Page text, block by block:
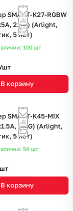
SMART-K27-RGBW
2.4G) (Arlight,
5 лет)
100 шт
шт
В корзину
SMART-K45-MIX
2.4G) (Arlight,
5 лет)
54 шт
шт
В корзину